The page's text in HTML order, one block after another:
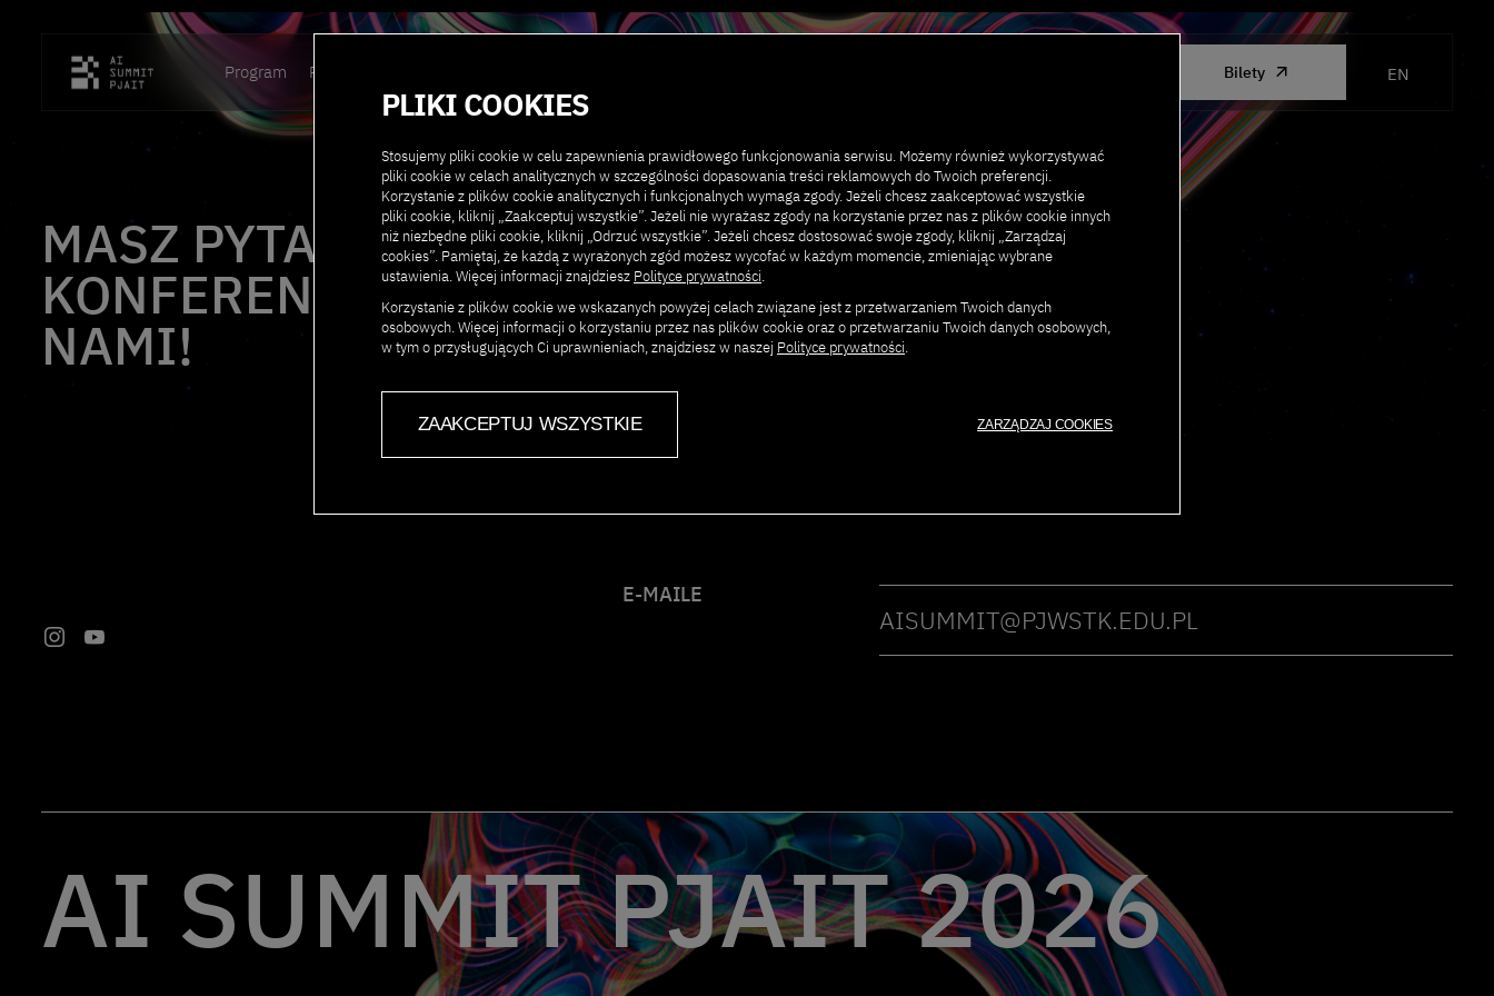
Program Prelegenci Bilety EN
MASZ PYTANIE DOTYCZĄCE
KONFERENCJI? SKONTAKTUJ SIĘ Z
NAMI!
E-MAILE
AISUMMIT@PJWSTK.EDU.PL
AI SUMMIT PJAIT 2026
PLIKI COOKIES
Stosujemy pliki cookie w celu zapewnienia prawidłowego funkcjonowania serwisu. Możemy również wykorzystywać
pliki cookie w celach analitycznych w szczególności dopasowania treści reklamowych do Twoich preferencji.
Korzystanie z plików cookie analitycznych i funkcjonalnych wymaga zgody. Jeżeli chcesz zaakceptować wszystkie
pliki cookie, kliknij „Zaakceptuj wszystkie”. Jeżeli nie wyrażasz zgody na korzystanie przez nas z plików cookie innych
niż niezbędne pliki cookie, kliknij „Odrzuć wszystkie”. Jeżeli chcesz dostosować swoje zgody, kliknij „Zarządzaj
cookies”. Pamiętaj, że każdą z wyrażonych zgód możesz wycofać w każdym momencie, zmieniając wybrane
ustawienia. Więcej informacji znajdziesz Polityce prywatności.
Korzystanie z plików cookie we wskazanych powyżej celach związane jest z przetwarzaniem Twoich danych
osobowych. Więcej informacji o korzystaniu przez nas plików cookie oraz o przetwarzaniu Twoich danych osobowych,
w tym o przysługujących Ci uprawnieniach, znajdziesz w naszej Polityce prywatności.
ZAAKCEPTUJ WSZYSTKIE ZARZĄDZAJ COOKIES